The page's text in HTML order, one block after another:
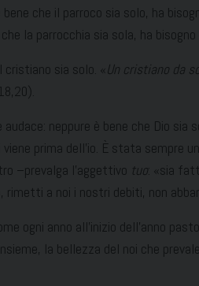
che il parroco sia solo, ha
la parrocchia sia sola, ha
sia solo. « Un cristiano da
neppure è bene che Dio
prima dell’io. È stata sempre
–prevalga l’aggettivo tuo: «sia
rimetti a noi i nostri debiti, non
ogni anno all’inizio dell’anno
la bellezza del noi che